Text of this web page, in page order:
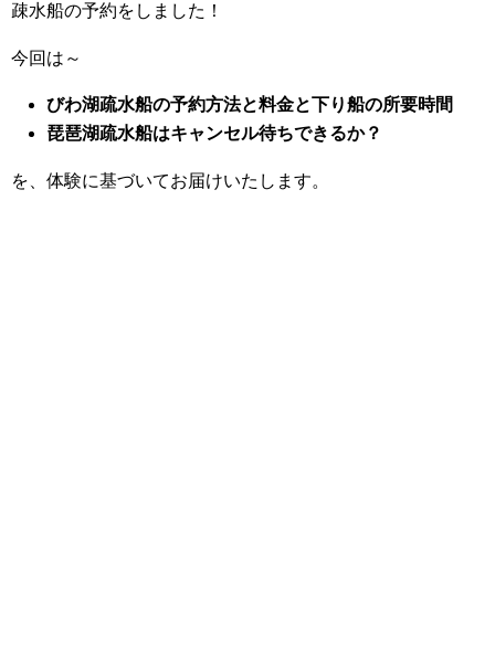
疎水船の予約をしました！
今回は～
びわ湖疏水船の予約方法と料金と下り船の所要時間
琵琶湖疏水船はキャンセル待ちできるか？
を、体験に基づいてお届けいたします。